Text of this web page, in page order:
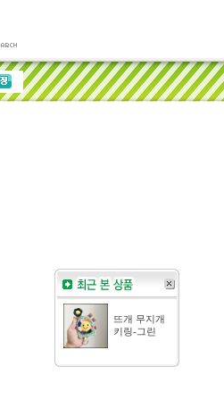
뜨개 무지개
키링-그린